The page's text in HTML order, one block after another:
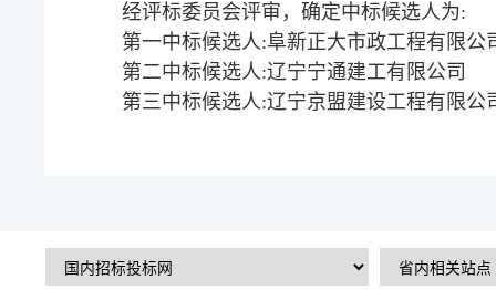
经评标委员会评审，确定中标候选人为:
第一中标候选人:阜新正大市政工程有限公
第二中标候选人:辽宁宁通建工有限公司
第三中标候选人:辽宁京盟建设工程有限公